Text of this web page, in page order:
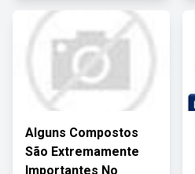
Alguns Compostos
São Extremamente
Importantes No